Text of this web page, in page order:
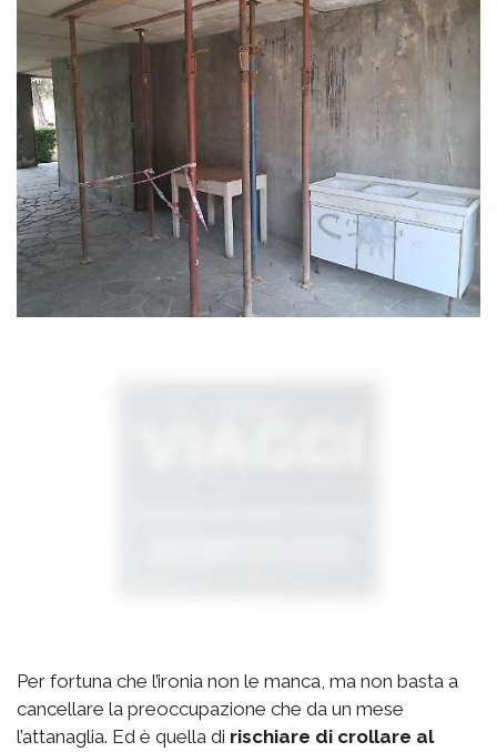
Per fortuna che l’ironia non le manca, ma non basta a
cancellare la preoccupazione che da un mese
l’attanaglia. Ed è quella di rischiare di crollare al